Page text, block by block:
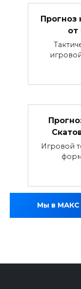
Прогноз
от
Игровой
Мы в МАКС